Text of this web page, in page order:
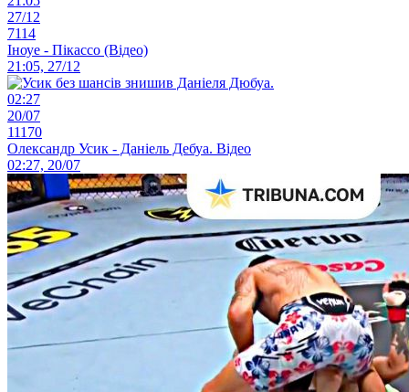
27/12
7114
Іноуе - Пікассо (Відео)
21:05, 27/12
02:27
20/07
11170
Олександр Усик - Даніель Дебуа. Відео
02:27, 20/07